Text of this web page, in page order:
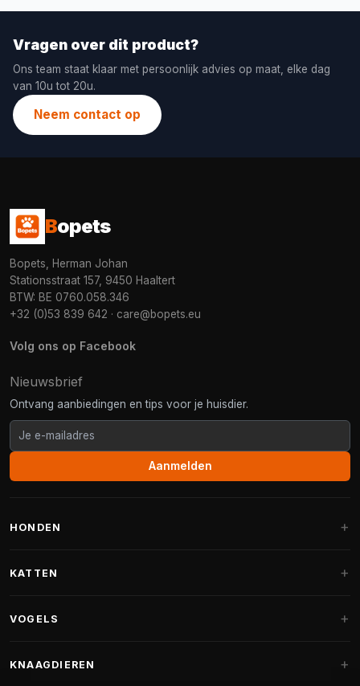
Vragen over dit product?
Ons team staat klaar met persoonlijk advies op maat, elke dag
van 10u tot 20u.
Neem contact op
Bopets
Bopets, Herman Johan
Stationsstraat 157, 9450 Haaltert
BTW: BE 0760.058.346
+32 (0)53 839 642 · care@bopets.eu
Volg ons op Facebook
Nieuwsbrief
Ontvang aanbiedingen en tips voor je huisdier.
Aanmelden
HONDEN
Fantail hondenmanden
KATTEN
Krabpalen voor Maine Coon
VOGELS
KNAAGDIEREN